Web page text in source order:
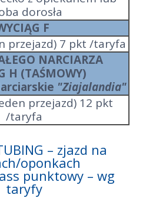
dorosła
F
przejazd) 7 pkt /taryfa
NARCIARZA
H (TAŚMOWY)
"Ziajalandia"
przejazd) 12 pkt
/taryfa
– zjazd na
oponkach
punktowy – wg
taryfy